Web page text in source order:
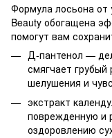
Формула лосьона от
Beauty обогащена
помогут вам
Д-пантенол —
смягчает грубый
шелушения и
экстракт
поврежденную и
оздоровлению